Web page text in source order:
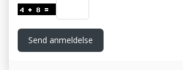
Send anmeldelse